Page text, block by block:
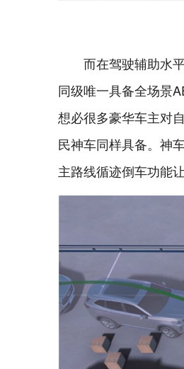
而在驾驶辅助水
同级唯一具备全场景
想必很多豪华车主对
民神车同样具备。神
主路线循迹倒车功能